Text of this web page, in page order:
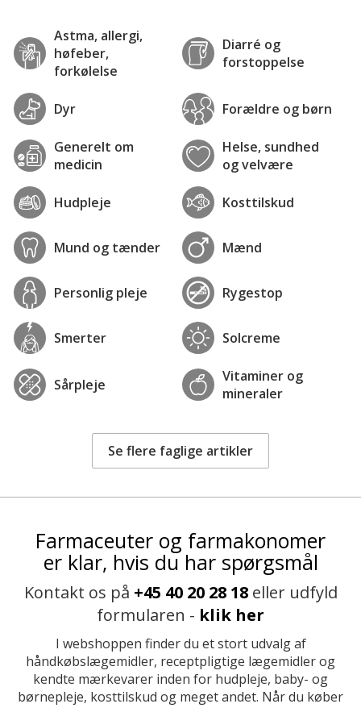
Astma, allergi,
høfeber,
forkølelse
Diarré og
forstoppelse
Dyr Forældre og børn
Generelt om
medicin
Helse, sundhed
og velvære
Hudpleje Kosttilskud
Mund og tænder Mænd
Personlig pleje Rygestop
Smerter Solcreme
Sårpleje
Vitaminer og
mineraler
Se flere faglige artikler
Farmaceuter og farmakonomer
er klar, hvis du har spørgsmål
Kontakt os på +45 40 20 28 18eller udfyld
formularen - klik her
I webshoppen finder du et stort udvalg af
håndkøbslægemidler, receptpligtige lægemidler og
kendte mærkevarer inden for hudpleje, baby- og
børnepleje, kosttilskud og meget andet. Når du køber